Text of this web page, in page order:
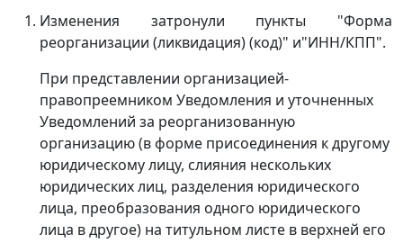
Изменения затронули пункты "Форма
реорганизации (ликвидация) (код)" и"ИНН/КПП".
При представлении организацией-
правопреемником Уведомления и уточненных
Уведомлений за реорганизованную
организацию (в форме присоединения к другому
юридическому лицу, слияния нескольких
юридических лиц, разделения юридического
лица, преобразования одного юридического
лица в другое) на титульном листе в верхней его